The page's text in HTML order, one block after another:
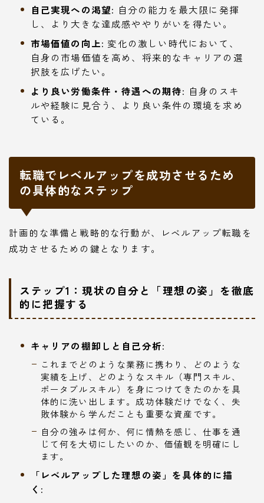
自己実現への渇望: 自分の能力を最大限に発揮
し、より大きな達成感ややりがいを得たい。
市場価値の向上: 変化の激しい時代において、
自身の市場価値を高め、将来的なキャリアの選
択肢を広げたい。
より良い労働条件・待遇への期待: 自身のスキ
ルや経験に見合う、より良い条件の環境を求め
ている。
転職でレベルアップを成功させるため
の具体的なステップ
計画的な準備と戦略的な行動が、レベルアップ転職を
成功させるための鍵となります。
ステップ1：現状の自分と「理想の姿」を徹底
的に把握する
キャリアの棚卸しと自己分析:
これまでどのような業務に携わり、どのような
実績を上げ、どのようなスキル（専門スキル、
ポータブルスキル）を身につけてきたのかを具
体的に洗い出します。成功体験だけでなく、失
敗体験から学んだことも重要な資産です。
自分の強みは何か、何に情熱を感じ、仕事を通
じて何を大切にしたいのか、価値観を明確にし
ます。
「レベルアップした理想の姿」を具体的に描
く: